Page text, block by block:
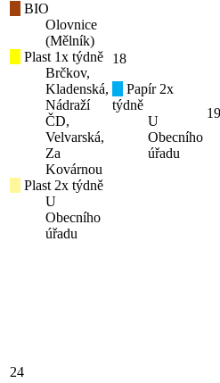
BIO
Olovnice
(Mělník)
Plast 1x týdně
Brčkov,
Kladenská,
Nádraží
ČD,
Velvarská,
Za
Kovárnou
Plast 2x týdně
U
Obecního
úřadu
18
Papír 2x
týdně
U
Obecního
úřadu
19
24